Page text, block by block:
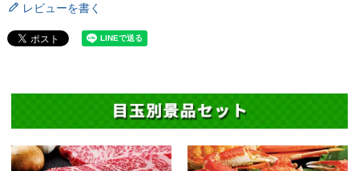
レビューを書く